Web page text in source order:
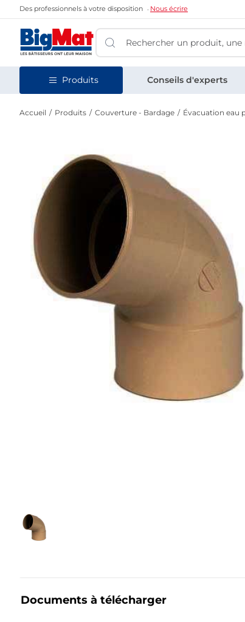
Des professionnels à votre disposition Nous écrire
Produits Conseils d'experts
Accueil Produits Couverture - Bardage Évacuation eau
Documents à télécharger